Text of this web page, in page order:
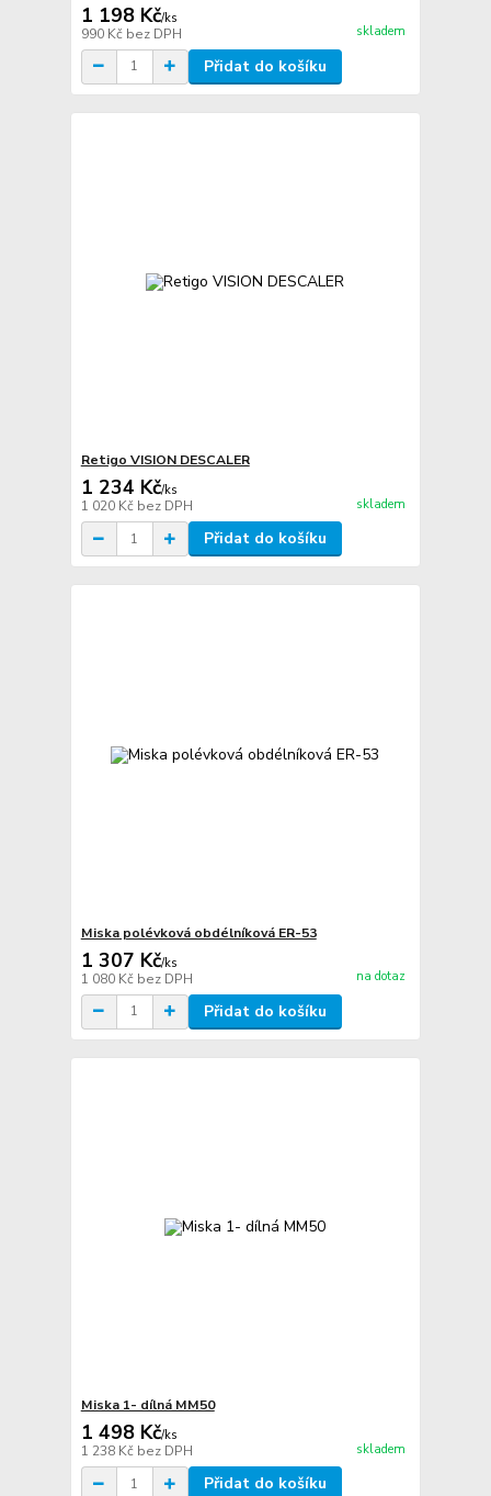
1 198 Kč/ks
990 Kč bez DPH skladem
Přidat do košíku
Retigo VISION DESCALER
1 234 Kč/ks
1 020 Kč bez DPH skladem
Přidat do košíku
Miska polévková obdélníková ER-53
1 307 Kč/ks
1 080 Kč bez DPH na dotaz
Přidat do košíku
Miska 1- dílná MM50
1 498 Kč/ks
1 238 Kč bez DPH skladem
Přidat do košíku